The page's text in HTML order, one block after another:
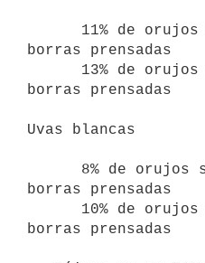
borras prensadas
borras prensadas
Uvas blancas
borras prensadas
borras prensadas